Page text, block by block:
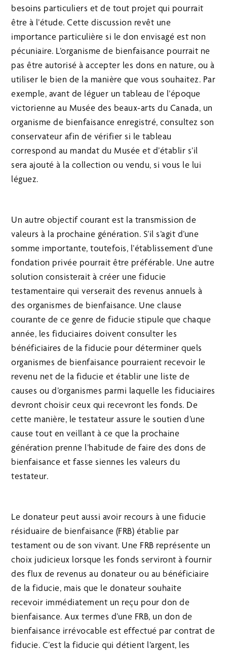
besoins particuliers et de tout projet qui pourrait
être à l’étude. Cette discussion revêt une
importance particulière si le don envisagé est non
pécuniaire. L’organisme de bienfaisance pourrait ne
pas être autorisé à accepter les dons en nature, ou à
utiliser le bien de la manière que vous souhaitez. Par
exemple, avant de léguer un tableau de l’époque
victorienne au Musée des beaux-arts du Canada, un
organisme de bienfaisance enregistré, consultez son
conservateur afin de vérifier si le tableau
correspond au mandat du Musée et d’établir s’il
sera ajouté à la collection ou vendu, si vous le lui
léguez.
Un autre objectif courant est la transmission de
valeurs à la prochaine génération. S’il s’agit d’une
somme importante, toutefois, l’établissement d’une
fondation privée pourrait être préférable. Une autre
solution consisterait à créer une fiducie
testamentaire qui verserait des revenus annuels à
des organismes de bienfaisance. Une clause
courante de ce genre de fiducie stipule que chaque
année, les fiduciaires doivent consulter les
bénéficiaires de la fiducie pour déterminer quels
organismes de bienfaisance pourraient recevoir le
revenu net de la fiducie et établir une liste de
causes ou d’organismes parmi laquelle les fiduciaires
devront choisir ceux qui recevront les fonds. De
cette manière, le testateur assure le soutien d’une
cause tout en veillant à ce que la prochaine
génération prenne l’habitude de faire des dons de
bienfaisance et fasse siennes les valeurs du
testateur.
Le donateur peut aussi avoir recours à une fiducie
résiduaire de bienfaisance (FRB) établie par
testament ou de son vivant. Une FRB représente un
choix judicieux lorsque les fonds serviront à fournir
des flux de revenus au donateur ou au bénéficiaire
de la fiducie, mais que le donateur souhaite
recevoir immédiatement un reçu pour don de
bienfaisance. Aux termes d’une FRB, un don de
bienfaisance irrévocable est effectué par contrat de
fiducie. C’est la fiducie qui détient l’argent, les